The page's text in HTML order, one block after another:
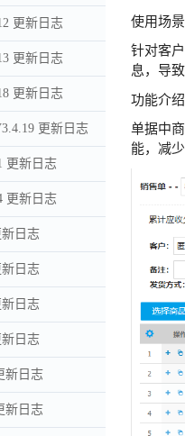
更新日志
更新日志
更新日志
更新日志
更新日志
更新日志
新日志
新日志
新日志
新日志
新日志
新日志
使用场景
针对客
息，导
功能介绍
单据中
能，减